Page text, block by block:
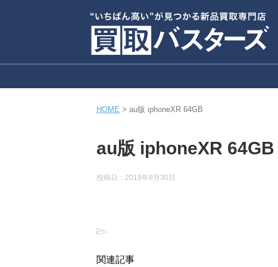
HOME > au版 iphoneXR 64GB
au版 iphoneXR 64GB
投稿日： 2019年8月30日
-
関連記事